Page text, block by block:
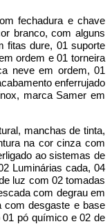
fechadura e chave
branco, com alguns
fitas dure, 01 suporte
ordem e 01 torneira
neve em ordem, 01
enferrujado
marca Samer em
manchas de tinta,
na cor cinza com
ao sistemas de
Luminárias cada, 04
luz com 02 tomadas
com degrau em
com desgaste e base
pó químico e 02 de